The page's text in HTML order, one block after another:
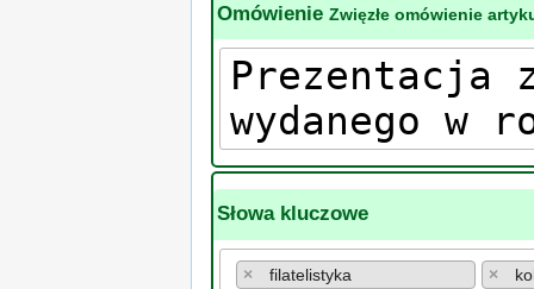
Omówienie Zwięzłe omówienie
Słowa kluczowe
× filatelistyka ×